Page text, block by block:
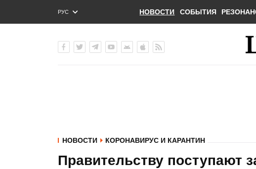
РУС
ENG
НОВОСТИ СОБЫТИЯ
НОВОСТИ КОРОНАВИРУС И КАРАНТИН
Правительству поступают